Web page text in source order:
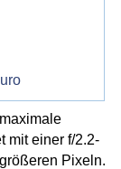
mit einer f/2.2-
Pixeln.